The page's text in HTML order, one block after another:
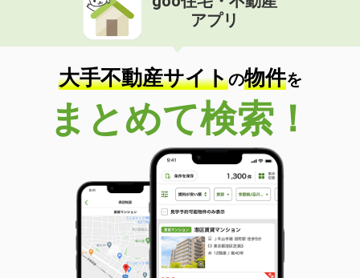
アプリ
大手不動産サイトの物件を
まとめて検索！